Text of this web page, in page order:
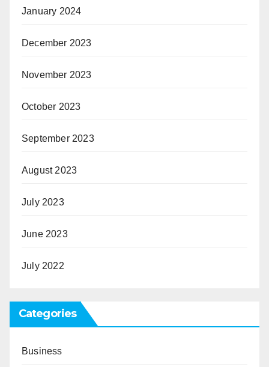
January 2024
December 2023
November 2023
October 2023
September 2023
August 2023
July 2023
June 2023
July 2022
Categories
Business